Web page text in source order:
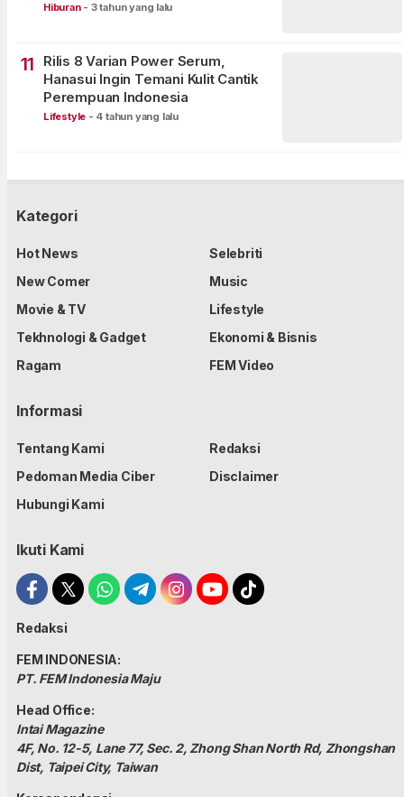
Hiburan - 3 tahun yang lalu
11
Rilis 8 Varian Power Serum,
Hanasui Ingin Temani Kulit Cantik
Perempuan Indonesia
Lifestyle - 4 tahun yang lalu
Kategori
Hot News
Selebriti
New Comer
Music
Movie & TV
Lifestyle
Tekhnologi & Gadget
Ekonomi & Bisnis
Ragam
FEM Video
Informasi
Tentang Kami
Redaksi
Pedoman Media Ciber
Disclaimer
Hubungi Kami
Ikuti Kami
Redaksi
FEM INDONESIA:
PT. FEM Indonesia Maju
Head Office:
Intai Magazine
4F, No. 12-5, Lane 77, Sec. 2, Zhong Shan North Rd, Zhongshan
Dist, Taipei City, Taiwan